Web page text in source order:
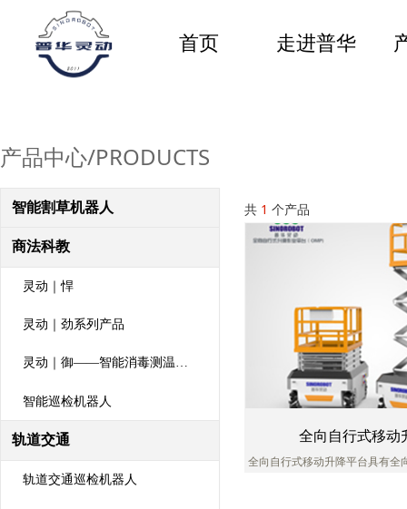
首页 走进普华
产品中心/PRODUCTS
共 1 个产品
全向自行式移动
全向自行式移动升降平台具有全
智能割草机器人
商法科教
灵动｜悍
灵动｜劲系列产品
灵动｜御——智能消毒测温机器人
智能巡检机器人
轨道交通
轨道交通巡检机器人